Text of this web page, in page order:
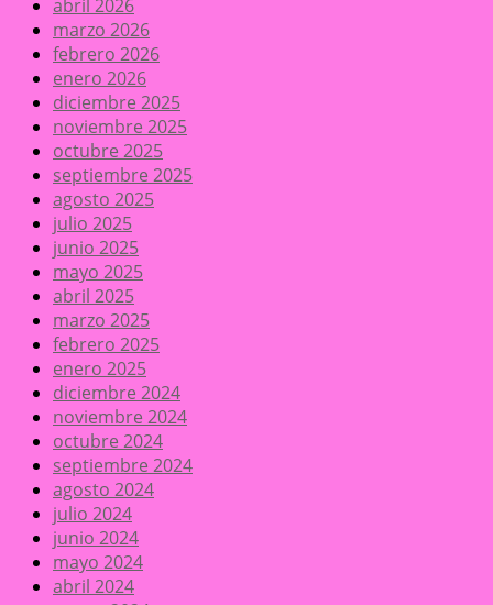
abril 2026
marzo 2026
febrero 2026
enero 2026
diciembre 2025
noviembre 2025
octubre 2025
septiembre 2025
agosto 2025
julio 2025
junio 2025
mayo 2025
abril 2025
marzo 2025
febrero 2025
enero 2025
diciembre 2024
noviembre 2024
octubre 2024
septiembre 2024
agosto 2024
julio 2024
junio 2024
mayo 2024
abril 2024